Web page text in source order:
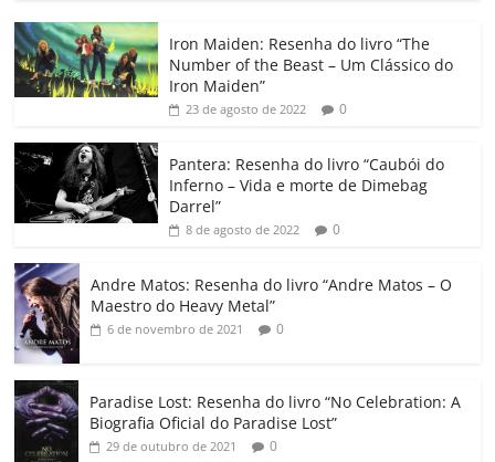
c
e
b
o
o
k
itt
er
at
s
A
p
e
dI
gl
e
Cl
a
ss
ro
o
p
y
Li
k
m
p
h
ar
Iron Maiden: Resenha do livro “The
Number of the Beast – Um Clássico do
Iron Maiden”
23 de agosto de 2022 0
Pantera: Resenha do livro “Caubói do
Inferno – Vida e morte de Dimebag
Darrel”
8 de agosto de 2022 0
Andre Matos: Resenha do livro “Andre Matos – O
Maestro do Heavy Metal”
6 de novembro de 2021 0
Paradise Lost: Resenha do livro “No Celebration: A
Biografia Oficial do Paradise Lost”
29 de outubro de 2021 0